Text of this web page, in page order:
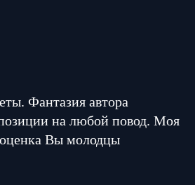
Фантазия автора
на любой повод. Моя
Вы молодцы